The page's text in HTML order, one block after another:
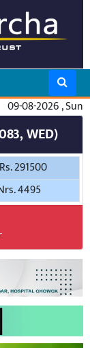
09-08-2026 , Sun
WED)
291500
4495